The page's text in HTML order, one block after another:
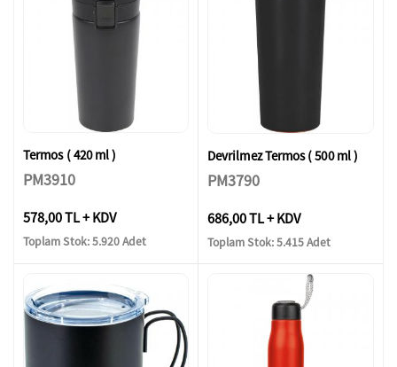
Termos ( 420 ml )
PM3910
578,00 TL + KDV
Toplam Stok: 5.920 Adet
Devrilmez Termos ( 500 ml )
PM3790
686,00 TL + KDV
Toplam Stok: 5.415 Adet